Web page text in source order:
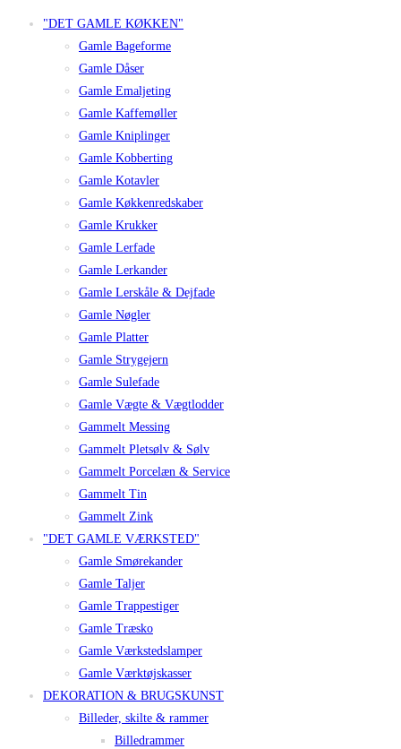
"DET GAMLE KØKKEN"
Gamle Bageforme
Gamle Dåser
Gamle Emaljeting
Gamle Kaffemøller
Gamle Kniplinger
Gamle Kobberting
Gamle Kotavler
Gamle Køkkenredskaber
Gamle Krukker
Gamle Lerfade
Gamle Lerkander
Gamle Lerskåle & Dejfade
Gamle Nøgler
Gamle Platter
Gamle Strygejern
Gamle Sulefade
Gamle Vægte & Vægtlodder
Gammelt Messing
Gammelt Pletsølv & Sølv
Gammelt Porcelæn & Service
Gammelt Tin
Gammelt Zink
"DET GAMLE VÆRKSTED"
Gamle Smørekander
Gamle Taljer
Gamle Trappestiger
Gamle Træsko
Gamle Værkstedslamper
Gamle Værktøjskasser
DEKORATION & BRUGSKUNST
Billeder, skilte & rammer
Billedrammer